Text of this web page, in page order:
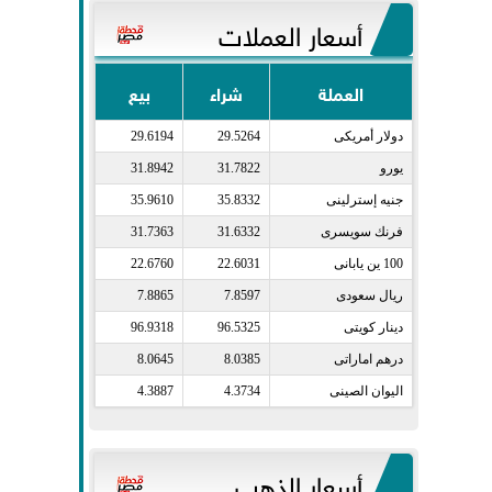
أسعار العملات
العملة شراء بيع
دولار أمريكى​ 29.5264
29.6194
يورو​ 31.7822
31.8942
جنيه إسترلينى​ 35.8332
35.9610
فرنك سويسرى​ 31.6332
31.7363
100 ين يابانى​ 22.6031
22.6760
ريال سعودى​ 7.8597
7.8865
دينار كويتى​ 96.5325
96.9318
درهم اماراتى​ 8.0385
8.0645
اليوان الصينى​ 4.3734
4.3887
أسعار الذهب